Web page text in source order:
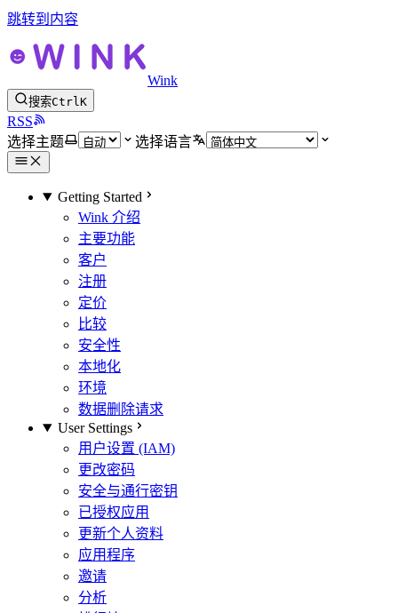
跳转到内容
Wink
搜索CtrlK
RSS
选择主题
选择语言
Getting Started
Wink 介绍
主要功能
客户
注册
定价
比较
安全性
本地化
环境
数据删除请求
User Settings
用户设置 (IAM)
更改密码
安全与通行密钥
已授权应用
更新个人资料
应用程序
邀请
分析